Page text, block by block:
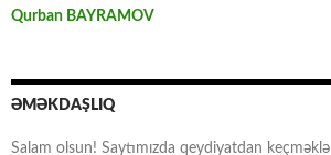
Qurban BAYRAMOV
ƏMƏKDAŞLIQ
Salam olsun! Saytımızda qeydiyatdan keçməklə